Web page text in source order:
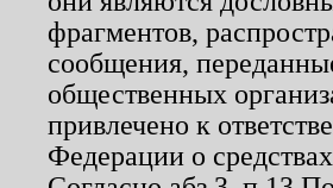
фрагментов,
сообщения,
общественных
привлечено к
Федерации о